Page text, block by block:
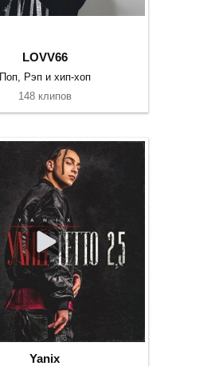
LOVV66
Поп, Рэп и хип-хоп
148 клипов
Yanix